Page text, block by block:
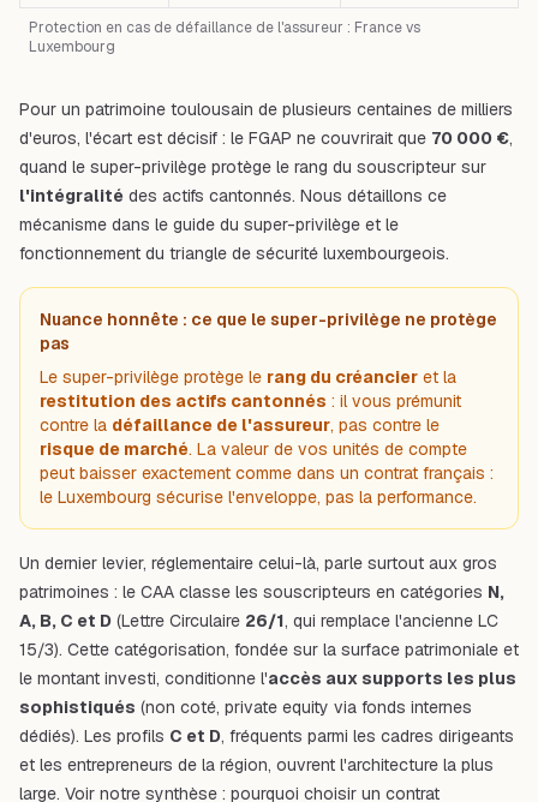
Protection en cas de défaillance de l'assureur : France vs
Luxembourg
Pour un patrimoine toulousain de plusieurs centaines de milliers
d'euros, l'écart est décisif : le FGAP ne couvrirait que 70 000 €,
quand le super-privilège protège le rang du souscripteur sur
l'intégralité des actifs cantonnés. Nous détaillons ce
mécanisme dans le guide du super-privilège et le
fonctionnement du triangle de sécurité luxembourgeois.
Nuance honnête : ce que le super-privilège ne protège
pas
Le super-privilège protège le rang du créancier et la
restitution des actifs cantonnés : il vous prémunit
contre la défaillance de l'assureur, pas contre le
risque de marché. La valeur de vos unités de compte
peut baisser exactement comme dans un contrat français :
le Luxembourg sécurise l'enveloppe, pas la performance.
Un dernier levier, réglementaire celui-là, parle surtout aux gros
patrimoines : le CAA classe les souscripteurs en catégories N,
A, B, C et D (Lettre Circulaire 26/1, qui remplace l'ancienne LC
15/3). Cette catégorisation, fondée sur la surface patrimoniale et
le montant investi, conditionne l'accès aux supports les plus
sophistiqués (non coté, private equity via fonds internes
dédiés). Les profils C et D, fréquents parmi les cadres dirigeants
et les entrepreneurs de la région, ouvrent l'architecture la plus
large. Voir notre synthèse : pourquoi choisir un contrat